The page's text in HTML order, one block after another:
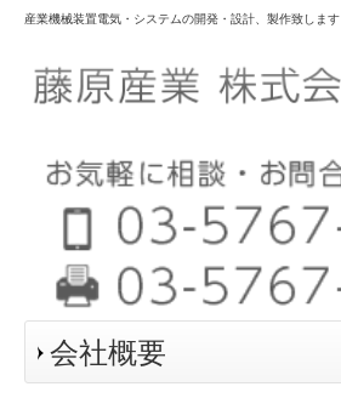
ホーム
藤原産業の強み
本社
第二工場
産業機械装置電気・システムの開発・設計、製作致します
会社概要